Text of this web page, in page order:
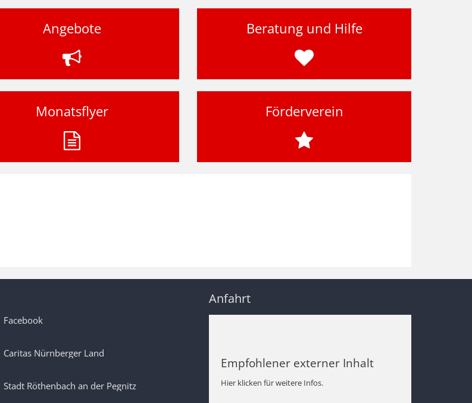
Angebote
Monatsflyer
Beratung und Hilfe
Förderverein
Facebook
Caritas Nürnberger Land
Stadt Röthenbach an der Pegnitz
Anfahrt
Empfohlener externer Inhalt
Hier klicken für weitere Infos.